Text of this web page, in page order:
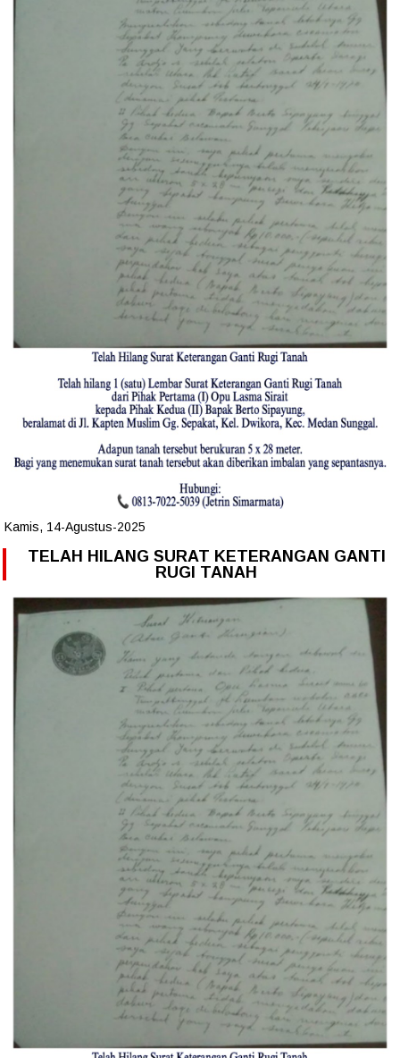
Kamis, 14-Agustus-2025
TELAH HILANG SURAT KETERANGAN GANTI
RUGI TANAH